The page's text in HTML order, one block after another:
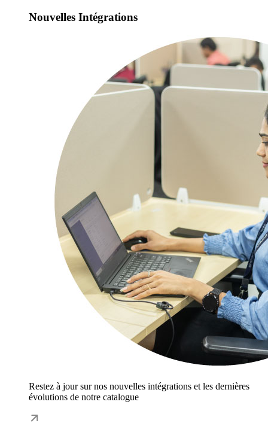
Nouvelles Intégrations
Restez à jour sur nos nouvelles intégrations et les dernières
évolutions de notre catalogue